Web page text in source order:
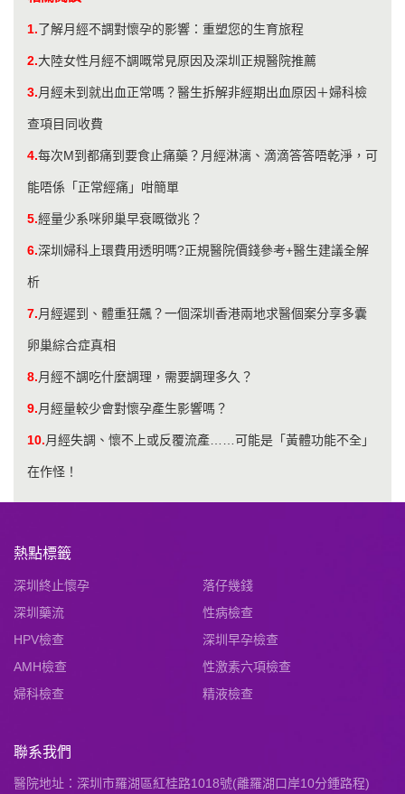
1.了解月經不調對懷孕的影響：重塑您的生育旅程
2.大陸女性月經不調嘅常見原因及深圳正規醫院推薦
3.月經未到就出血正常嗎？醫生拆解非經期出血原因＋婦科檢
查項目同收費
4.每次M到都痛到要食止痛藥？月經淋漓、滴滴答答唔乾淨，可
能唔係「正常經痛」咁簡單
5.經量少系咪卵巢早衰嘅徵兆？
6.深圳婦科上環費用透明嗎?正規醫院價錢參考+醫生建議全解
析
7.月經遲到、體重狂飆？一個深圳香港兩地求醫個案分享多囊
卵巢綜合症真相
8.月經不調吃什麼調理，需要調理多久？
9.月經量較少會對懷孕產生影響嗎？
10.月經失調、懷不上或反覆流產……可能是「黃體功能不全」
在作怪！
熱點標籤
深圳終止懷孕
落仔幾錢
深圳藥流
性病檢查
HPV檢查
深圳早孕檢查
AMH檢查
性激素六項檢查
婦科檢查
精液檢查
聯系我們
醫院地址：深圳市羅湖區紅桂路1018號(離羅湖口岸10分鍾路程)